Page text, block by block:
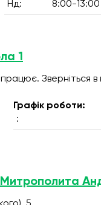
Нд: 8:00-13:00
1
Зверніться
Графік роботи:
:
Митрополита